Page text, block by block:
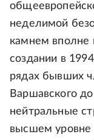
неделимой
камнем вполне
создании в
рядах бывших
Варшавского
нейтральные
высшем уровне